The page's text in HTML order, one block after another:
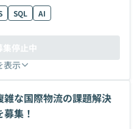
SQL AI
表示
集停止中
雑な国際物流の課題解決
集！